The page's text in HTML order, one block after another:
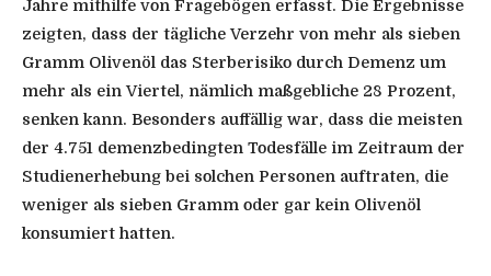
Jahre mithilfe von Fragebögen erfasst. Die Ergebnisse
zeigten, dass der tägliche Verzehr von mehr als sieben
Gramm Olivenöl das Sterberisiko durch Demenz um
mehr als ein Viertel, nämlich maßgebliche 28 Prozent,
senken kann. Besonders auffällig war, dass die meisten
der 4.751 demenzbedingten Todesfälle im Zeitraum der
Studienerhebung bei solchen Personen auftraten, die
weniger als sieben Gramm oder gar kein Olivenöl
konsumiert hatten.